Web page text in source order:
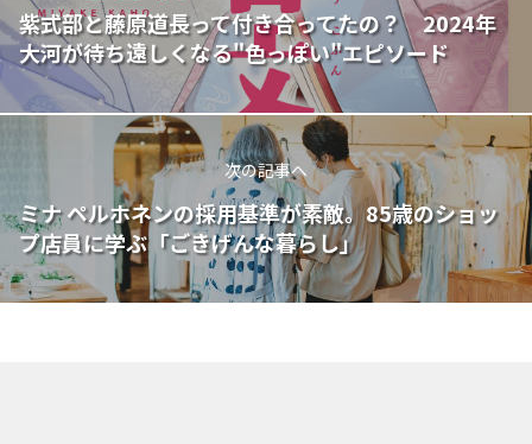
紫式部と藤原道長って付き合ってたの？ 2024年
大河が待ち遠しくなる"色っぽい"エピソード
次の記事へ
ミナ ペルホネンの採用基準が素敵。85歳のショッ
プ店員に学ぶ「ごきげんな暮らし」